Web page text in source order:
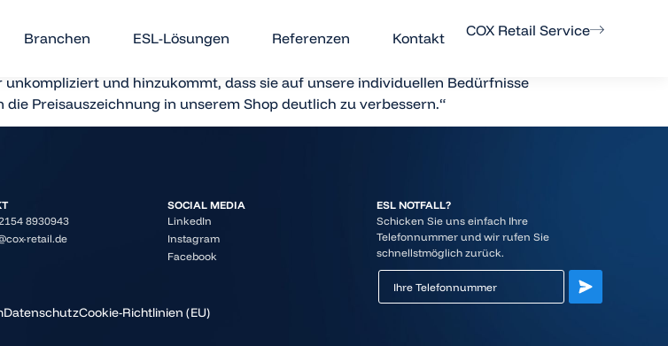
Branchen ESL-Lösungen Referenzen Kontakt COX Retail Service
und hinzukommt, dass sie auf unsere individuellen Bedürfnisse
Preisauszeichnung in unserem Shop deutlich zu verbessern.“
8930943
retail.de
SOCIAL MEDIA
LinkedIn
Instagram
Facebook
ESL NOTFALL?
Schicken Sie uns einfach Ihre
Telefonnummer und wir rufen Sie
schnellstmöglich zurück.
Subscription
form
DatenschutzCookie-Richtlinien (EU)